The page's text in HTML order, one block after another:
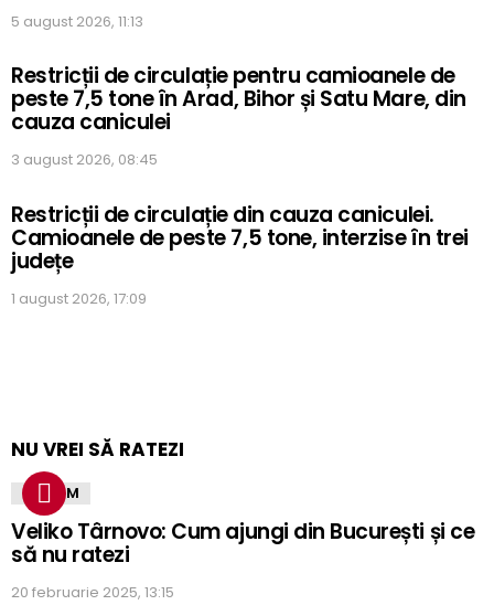
5 august 2026, 11:13
Restricții de circulație pentru camioanele de
peste 7,5 tone în Arad, Bihor și Satu Mare, din
cauza caniculei
3 august 2026, 08:45
Restricții de circulație din cauza caniculei.
Camioanele de peste 7,5 tone, interzise în trei
județe
1 august 2026, 17:09
NU VREI SĂ RATEZI
TURISM
Veliko Târnovo: Cum ajungi din București și ce
să nu ratezi
20 februarie 2025, 13:15